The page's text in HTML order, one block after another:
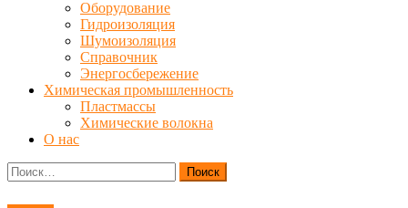
Оборудование
Гидроизоляция
Шумоизоляция
Справочник
Энергосбережение
Химическая промышленность
Пластмассы
Химические волокна
О нас
Найти: